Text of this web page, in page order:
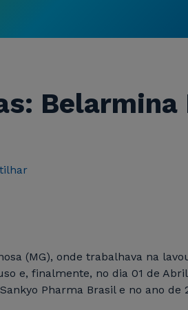
(MG), onde trabalhava na
e, finalmente, no dia 01 de
Pharma Brasil e no ano de